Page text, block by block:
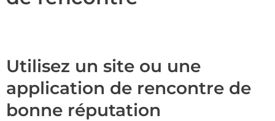
Utilisez un site ou une
application de rencontre de
bonne réputation